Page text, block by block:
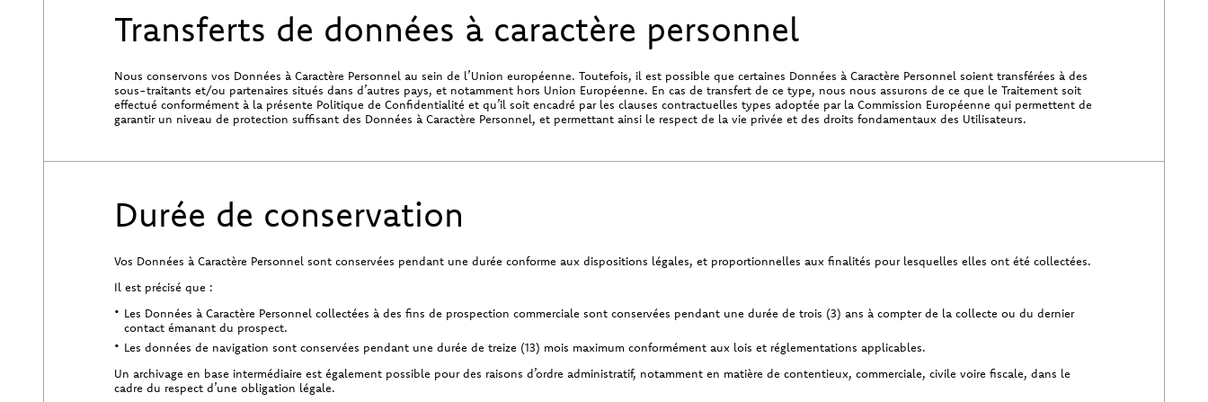
Transferts de données à caractère personnel
Nous conservons vos Données à Caractère Personnel au sein de l’Union européenne. Toutefois, il est possible que certaines Données à Caractère Personnel soient transférées à des
sous-traitants et/ou partenaires situés dans d’autres pays, et notamment hors Union Européenne. En cas de transfert de ce type, nous nous assurons de ce que le Traitement soit
effectué conformément à la présente Politique de Confidentialité et qu’il soit encadré par les clauses contractuelles types adoptée par la Commission Européenne qui permettent de
garantir un niveau de protection suffisant des Données à Caractère Personnel, et permettant ainsi le respect de la vie privée et des droits fondamentaux des Utilisateurs.
Durée de conservation
Vos Données à Caractère Personnel sont conservées pendant une durée conforme aux dispositions légales, et proportionnelles aux finalités pour lesquelles elles ont été collectées.
Il est précisé que :
Les Données à Caractère Personnel collectées à des fins de prospection commerciale sont conservées pendant une durée de trois (3) ans à compter de la collecte ou du dernier
contact émanant du prospect.
Les données de navigation sont conservées pendant une durée de treize (13) mois maximum conformément aux lois et réglementations applicables.
Un archivage en base intermédiaire est également possible pour des raisons d’ordre administratif, notamment en matière de contentieux, commerciale, civile voire fiscale, dans le
cadre du respect d’une obligation légale.